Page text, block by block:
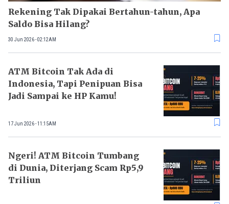
Rekening Tak Dipakai Bertahun-tahun, Apa
Saldo Bisa Hilang?
30 Jun 2026 - 02:12AM
ATM Bitcoin Tak Ada di
Indonesia, Tapi Penipuan Bisa
Jadi Sampai ke HP Kamu!
17 Jun 2026 - 11:15AM
Ngeri! ATM Bitcoin Tumbang
di Dunia, Diterjang Scam Rp5,9
Triliun